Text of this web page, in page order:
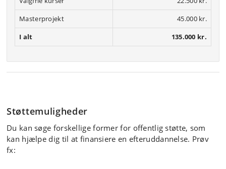
Oversygeplejerske, Styrelsen
for Patientsikkerhed
LÆS TESTIMONIAL
Masterprojekt
45.000 kr.
I alt
135.000 kr.
Støttemuligheder
Du kan søge forskellige former for offentlig støtte, som
kan hjælpe dig til at finansiere en efteruddannelse. Prøv
fx: